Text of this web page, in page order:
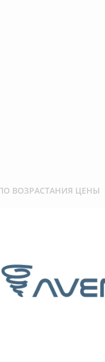
ВОЗРАСТАНИЯ ЦЕНЫ